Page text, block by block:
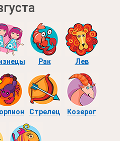
Рак Лев
Стрелец Козерог